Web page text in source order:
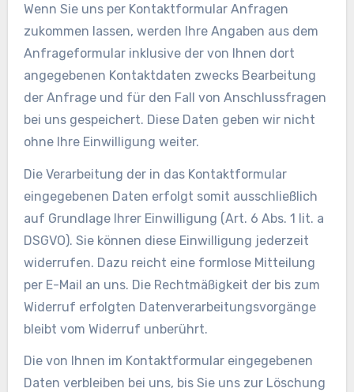
Wenn Sie uns per Kontaktformular Anfragen
zukommen lassen, werden Ihre Angaben aus dem
Anfrageformular inklusive der von Ihnen dort
angegebenen Kontaktdaten zwecks Bearbeitung
der Anfrage und für den Fall von Anschlussfragen
bei uns gespeichert. Diese Daten geben wir nicht
ohne Ihre Einwilligung weiter.
Die Verarbeitung der in das Kontaktformular
eingegebenen Daten erfolgt somit ausschließlich
auf Grundlage Ihrer Einwilligung (Art. 6 Abs. 1 lit. a
DSGVO). Sie können diese Einwilligung jederzeit
widerrufen. Dazu reicht eine formlose Mitteilung
per E-Mail an uns. Die Rechtmäßigkeit der bis zum
Widerruf erfolgten Datenverarbeitungsvorgänge
bleibt vom Widerruf unberührt.
Die von Ihnen im Kontaktformular eingegebenen
Daten verbleiben bei uns, bis Sie uns zur Löschung